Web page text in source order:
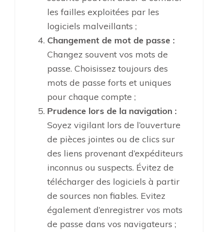
les failles exploitées par les
logiciels malveillants ;
Changement de mot de passe :
Changez souvent vos mots de
passe. Choisissez toujours des
mots de passe forts et uniques
pour chaque compte ;
Prudence lors de la navigation :
Soyez vigilant lors de l’ouverture
de pièces jointes ou de clics sur
des liens provenant d’expéditeurs
inconnus ou suspects. Évitez de
télécharger des logiciels à partir
de sources non fiables. Evitez
également d’enregistrer vos mots
de passe dans vos navigateurs ;